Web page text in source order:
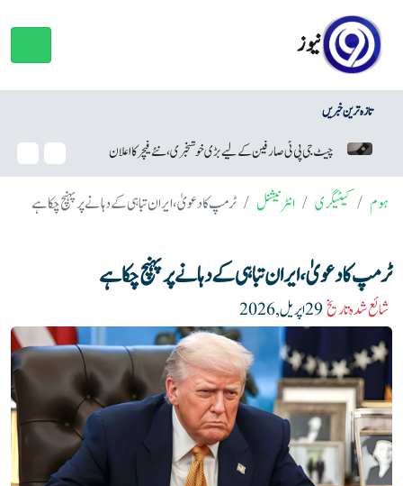
نیوز
تازہ ترین خبریں
خوشخبری، نئے فیچر کا اعلان ڈیپ فیک ویڈیوز کیا ہیں اور انہیں کیسے پہچانا جائے؟
ہوم کیٹیگری انٹرنیشنل ٹرمپ کا دعویٰ، ایران تباہی کے دہانے پر پہنچ چکا ہے
ٹرمپ کا دعویٰ، ایران تباہی کے دہانے پر پہنچ چکا ہے
شائع شدہ تاریخ